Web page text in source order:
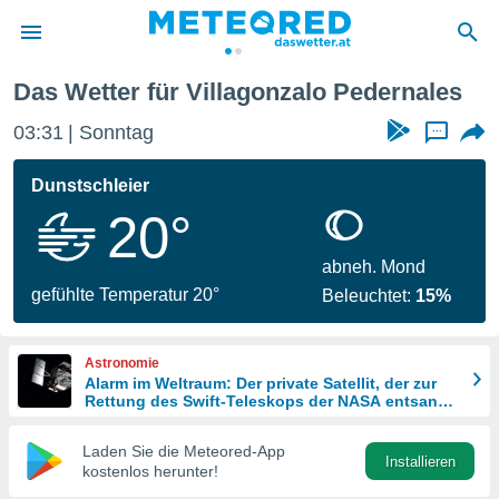
wurde
dass
sind.
diese
Das Wetter für Villagonzalo Pedernales
03:31 Sonntag ...
Dunstschleier
20°
gefühlte Temperatur 20°
abneh. Mond
Beleuchtet: 15%
Astronomie
Alarm im Weltraum: Der private Satellit, der zur
Rettung des Swift-Teleskops der NASA entsandt
Laden Sie die Meteored-App
kostenlos herunter!
Installieren